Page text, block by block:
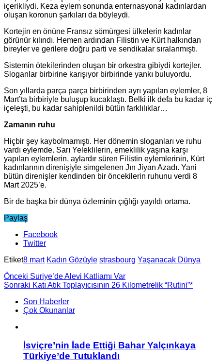
içerikliydi. Keza eylem sonunda enternasyonal kadınlardan
oluşan koronun şarkıları da böyleydi.
Kortejin en önüne Fransız sömürgesi ülkelerin kadınlar
görünür kılındı. Hemen ardından Filistin ve Kürt halkından
bireyler ve gerilere doğru parti ve sendikalar sıralanmıştı.
Sistemin ötekilerinden oluşan bir orkestra gibiydi kortejler.
Sloganlar birbirine karışıyor birbirinde yankı buluyordu.
Son yıllarda parça parça birbirinden ayrı yapılan eylemler, 8
Mart’ta birbiriyle buluşup kucaklaştı. Belki ilk defa bu kadar iç
içeleşti, bu kadar sahiplenildi bütün farklılıklar…
Zamanın ruhu
Hiçbir şey kaybolmamıştı. Her dönemin sloganları ve ruhu
vardı eylemde. Sarı Yeleklilerin, emeklilik yaşına karşı
yapılan eylemlerin, aylardır süren Filistin eylemlerinin, Kürt
kadınlarının direnişiyle simgelenen Jın Jiyan Azadı. Yani
bütün direnişler kendinden bir öncekilerin ruhunu verdi 8
Mart 2025’e.
Bir de başka bir dünya özleminin çığlığı yayıldı ortama.
Paylaş
Facebook
Twitter
Etiket8 mart Kadın Gözüyle strasbourg Yaşanacak Dünya
Önceki Suriye’de Alevi Katliamı Var
Sonraki Katı Atık Toplayıcısının 26 Kilometrelik “Rutini”*
Son Haberler
Çok Okunanlar
İsviçre’nin İade Ettiği Bahar Yalçınkaya
Türkiye’de Tutuklandı